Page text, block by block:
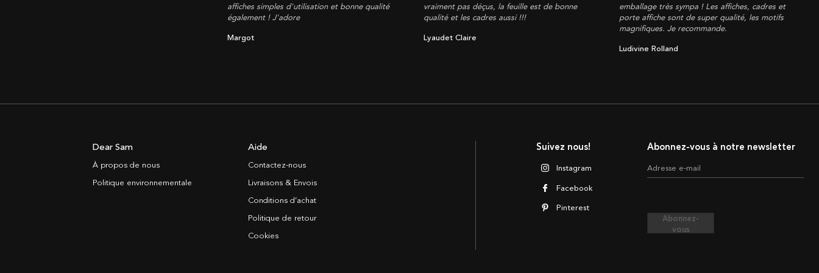
affiches simples d'utilisation et bonne qualité
également ! J'adore
Margot
vraiment pas déçus, la feuille est de bonne
qualité et les cadres aussi !!!
Lyaudet Claire
emballage très sympa ! Les affiches, cadres et
porte affiche sont de super qualité, les motifs
magnifiques. Je recommande.
Ludivine Rolland
Abonnez-vous à notre newsletter
Adresse e-mail
Abonnez-
vous
Suivez nous!
Instagram
Facebook
Pinterest
Dear Sam
À propos de nous
Politique environnementale
Aide
Contactez-nous
Livraisons & Envois
Conditions d’achat
Politique de retour
Cookies